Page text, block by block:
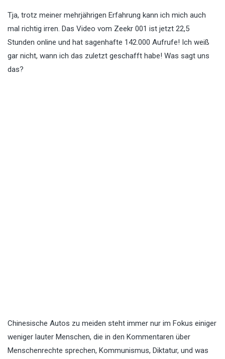
Tja, trotz meiner mehrjährigen Erfahrung kann ich mich auch
mal richtig irren. Das Video vom Zeekr 001 ist jetzt 22,5
Stunden online und hat sagenhafte 142.000 Aufrufe! Ich weiß
gar nicht, wann ich das zuletzt geschafft habe! Was sagt uns
das?
Chinesische Autos zu meiden steht immer nur im Fokus einiger
weniger lauter Menschen, die in den Kommentaren über
Menschenrechte sprechen, Kommunismus, Diktatur, und was